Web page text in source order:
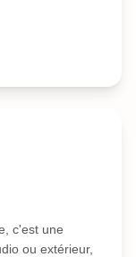
c'est une
ou extérieur,